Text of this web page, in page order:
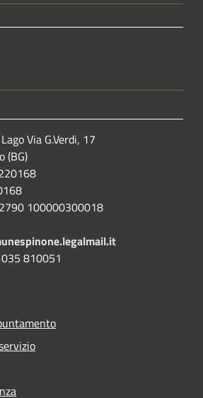
Via G.Verdi, 17
(BG)
100000300018
810051